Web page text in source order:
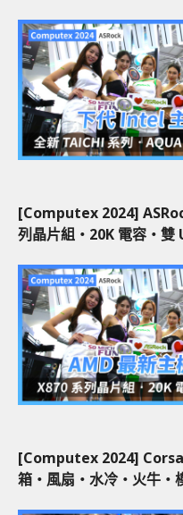
[Computex 2024]
列晶片組‧20K 電容‧雙
[Computex 2024]
箱‧風扇‧水冷‧火牛‧